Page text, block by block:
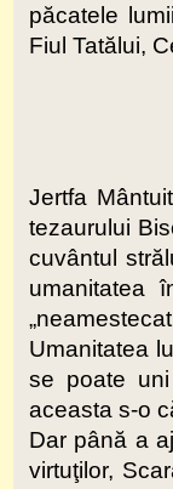
păcatele
Fiul Tatălui,
Jertfa
tezaurului
cuvântul
umanitatea
Umanitatea
se poate
aceasta s-o
Dar până a
virtuţilor,